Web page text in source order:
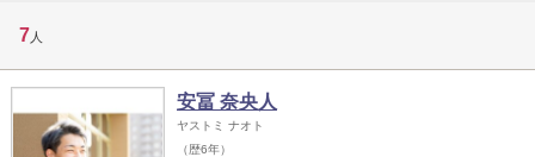
7 人
安冨 奈央人
ヤストミ ナオト
（歴6年）